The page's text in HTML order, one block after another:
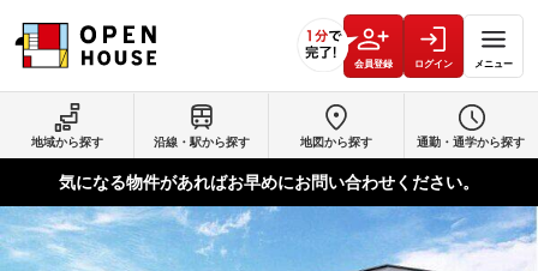
会員登録 ログイン メニュー
地域から探す 沿線・駅から探す 地図から探す 通勤・通学から探す
気になる物件があればお早めにお問い合わせください。